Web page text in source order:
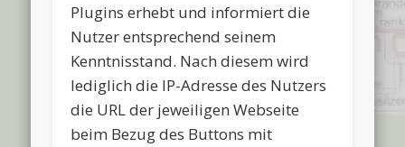
Plugins erhebt und informiert die
Nutzer entsprechend seinem
Kenntnisstand. Nach diesem wird
lediglich die IP-Adresse des Nutzers
die URL der jeweiligen Webseite
beim Bezug des Buttons mit